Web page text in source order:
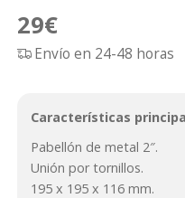
29€
Envío en 24-48 horas
Características
Pabellón de metal 2″.
Unión por tornillos.
195 x 195 x 116 mm.